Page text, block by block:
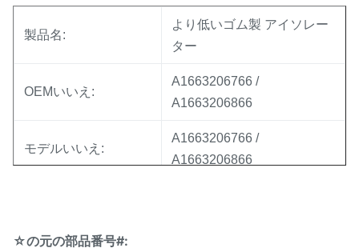
製品名:
より低いゴム製 アイソレー
ター
OEMいいえ:
A1663206766 /
A1663206866
モデルいいえ:
A1663206766 /
A1663206866
☆の元の部品番号#: